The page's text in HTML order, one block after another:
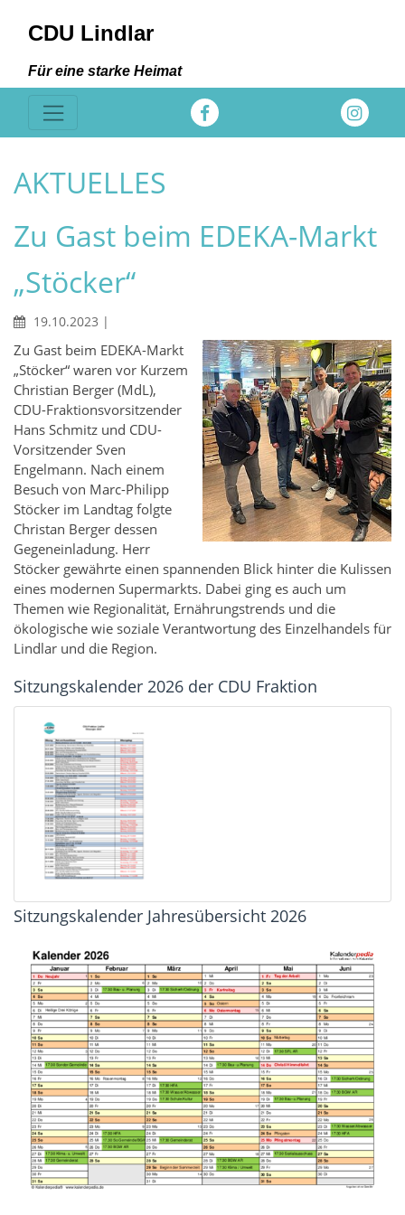
CDU Lindlar
Für eine starke Heimat
AKTUELLES
Zu Gast beim EDEKA-Markt
„Stöcker“
19.10.2023 |
Zu Gast beim EDEKA-Markt
„Stöcker“ waren vor Kurzem
Christian Berger (MdL),
CDU-Fraktionsvorsitzender
Hans Schmitz und CDU-
Vorsitzender Sven
Engelmann. Nach einem
Besuch von Marc-Philipp
Stöcker im Landtag folgte
Christan Berger dessen
Gegeneinladung. Herr
Stöcker gewährte einen spannenden Blick hinter die Kulissen
eines modernen Supermarkts. Dabei ging es auch um
Themen wie Regionalität, Ernährungstrends und die
ökologische wie soziale Verantwortung des Einzelhandels für
Lindlar und die Region.
Sitzungskalender 2026 der CDU Fraktion
Sitzungskalender Jahresübersicht 2026